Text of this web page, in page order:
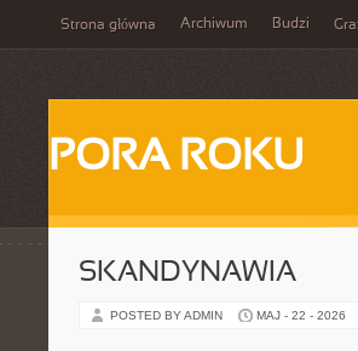
Strona główna Archiwum Budzi
PORA ROKU
SKANDYNAWIA
POSTED BY ADMIN MAJ - 22 - 2026